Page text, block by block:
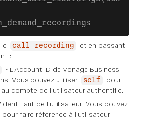
call_recording
et en passant
:
- L'Account ID de Vonage Business
Vous pouvez utiliser
self
pour
au compte de l'utilisateur authentifié.
de l'utilisateur. Vous pouvez
pour faire référence à l'utilisateur